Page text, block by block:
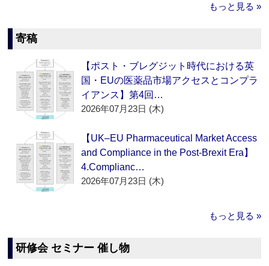
もっと見る »
寄稿
【ポスト・ブレグジット時代における英
国・EUの医薬品市場アクセスとコンプラ
イアンス】第4回…
2026年07月23日 (木)
【UK–EU Pharmaceutical Market Access
and Compliance in the Post-Brexit Era】
4.Complianc…
2026年07月23日 (木)
もっと見る »
研修会 セミナー 催し物